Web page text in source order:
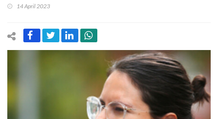
14 April 2023